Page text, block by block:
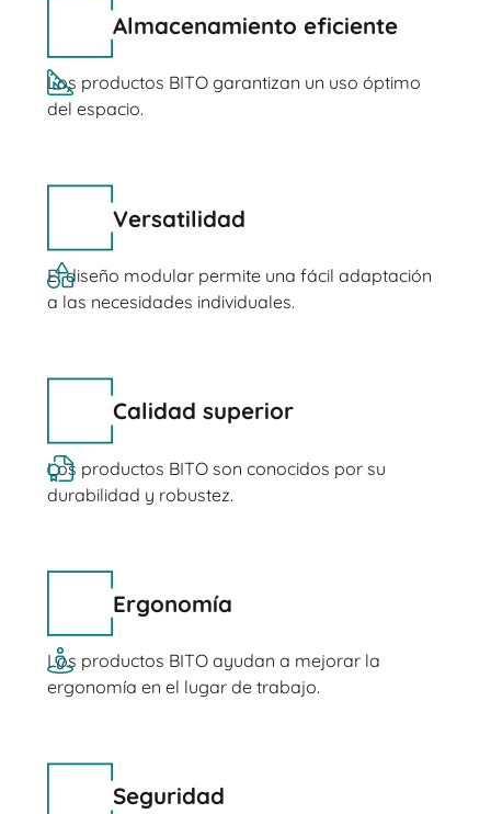
Almacenamiento eficiente
Los productos BITO garantizan un uso óptimo
del espacio.
Versatilidad
El diseño modular permite una fácil adaptación
a las necesidades individuales.
Calidad superior
Los productos BITO son conocidos por su
durabilidad y robustez.
Ergonomía
Los productos BITO ayudan a mejorar la
ergonomía en el lugar de trabajo.
Seguridad